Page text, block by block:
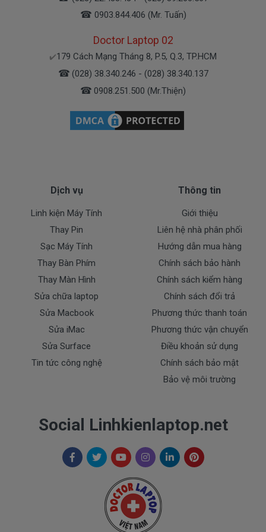
Hình Dấu Hiệu Nhận Biết PinAspire One POVE 6
Hư
Chế độ bảo hành cho Pin laptop
* 1 đổi 1 trong vòng 6 tháng hoặc 12 tháng với
chúng tôi xin được đổi pin mới 100% cho khách
hàng trong 12 tháng.
- Trường hợp không nhận pin, không nạp pin, không
xả pin đều được đổi mới hết nhé.
* Các trường hợp không được bảo hành:
- Pin bị rơi vỡ không còn nguyên dạng. ( Pin không
bị cháy nổ )
- Pin bị ngập nước.
- Pin bị cháy và Pin bị phù.
+ Chúng tôi luôn đặt chất lượng các sản phẩm pin
+ Không bán pin chất lượng kém gây ảnh hưởng tới
máy trong quá trình sử dụng.
+ Bảo hành pin nhanh, nghiêm túc.
Dịch vụ cho Pin laptop
☎ 0903.844.406 (Mr. Tuấn)
Doctor Laptop 02
✔️179 Cách Mạng Tháng 8, P.5, Q.3, TP.HCM
☎ (028) 38.340.246 - (028) 38.340.137
☎ 0908.251.500 (Mr.Thiện)
Dịch vụ
Linh kiện Máy Tính
Thay Pin
Sạc Máy Tính
Thay Bàn Phím
Thay Màn Hình
Sửa chữa laptop
Sửa Macbook
Sửa iMac
Sửa Surface
Tin tức công nghệ
Thông tin
Giới thiệu
Liên hệ nhà phân phối
Hướng dẫn mua hàng
Chính sách bảo hành
Chính sách kiểm hàng
Chính sách đổi trả
Phương thức thanh toán
Phương thức vận chuyển
Điều khoản sử dụng
Chính sách bảo mật
Bảo vệ môi trường
Social Linhkienlaptop.net